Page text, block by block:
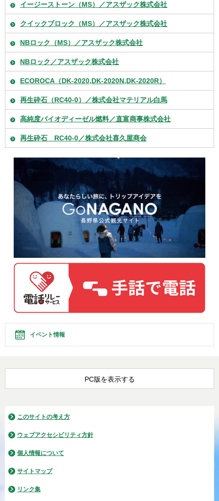
イージーストーン（MS）／アスザック株式会社
クイックブロック（MS）／アスザック株式会社
NBロック（MS）／アスザック株式会社
NBロック／アスザック株式会社
ECOROCA（DK-2020,DK-2020N,DK-2020R）
再生砕石（RC40-0）／株式会社マテリアル白馬
高純度バイオディーゼル燃料／直富商事株式会社
再生砕石 RC40-0／株式会社喜久屋商会
イベント情報
PC版を表示する
このサイトの考え方
ウェブアクセシビリティ方針
個人情報について
サイトマップ
リンク集